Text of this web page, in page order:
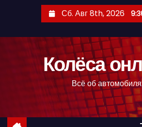
с
Сб. Авг 8th, 2026
Колёса
Всё об